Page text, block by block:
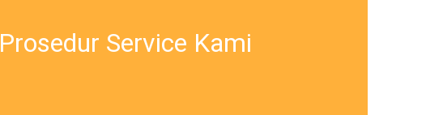
Prosedur Service Kami